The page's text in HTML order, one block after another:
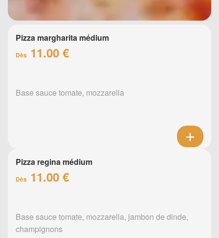
Pizza margharita médium
Dès 11.00 €
Base sauce tomate, mozzarella
Pizza regina médium
Dès 11.00 €
Base sauce tomate, mozzarella, jambon de dinde,
champignons